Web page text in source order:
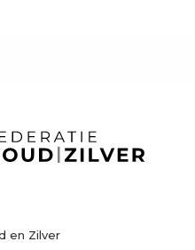
en Zilver